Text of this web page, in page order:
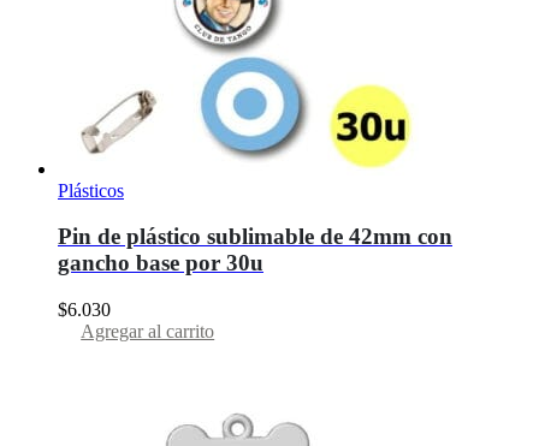
Plásticos
Pin de plástico sublimable de 42mm con
gancho base por 30u
$6.030
Agregar al carrito